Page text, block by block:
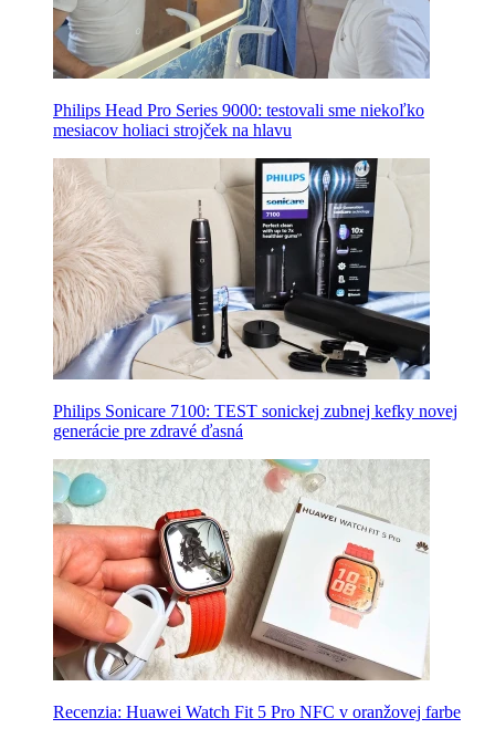
Philips Head Pro Series 9000: testovali sme niekoľko
mesiacov holiaci strojček na hlavu
Philips Sonicare 7100: TEST sonickej zubnej kefky novej
generácie pre zdravé ďasná
Recenzia: Huawei Watch Fit 5 Pro NFC v oranžovej farbe